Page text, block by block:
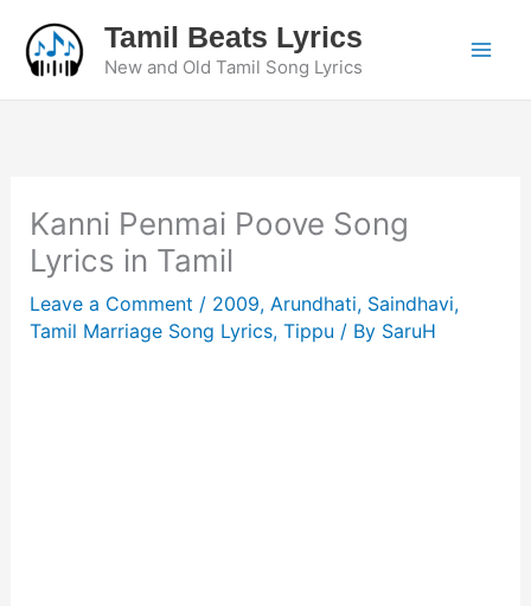
content
Tamil Beats Lyrics
New and Old Tamil Song Lyrics
Kanni Penmai Poove Song
Lyrics in Tamil
Leave a Comment / 2009, Arundhati, Saindhavi,
Tamil Marriage Song Lyrics, Tippu / By SaruH